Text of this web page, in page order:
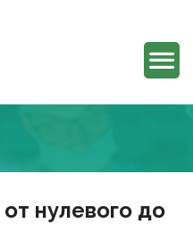
нулевого до